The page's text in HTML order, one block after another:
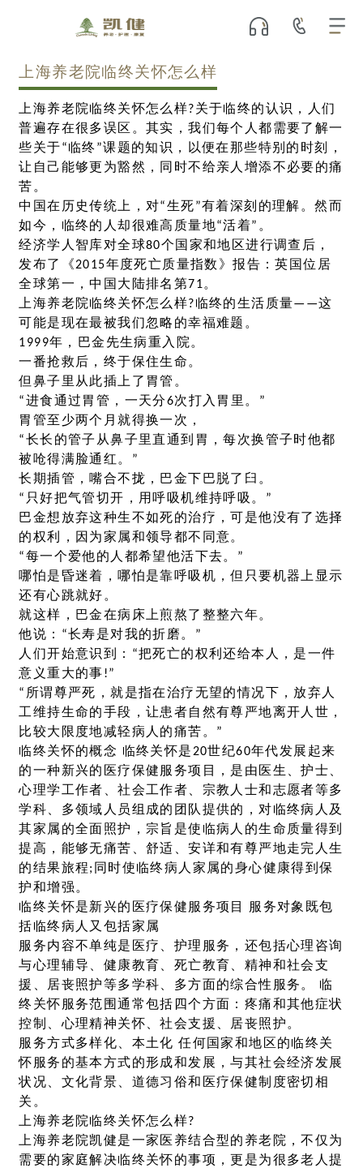
上海养老院临终关怀怎么样
上海养老院临终关怀怎么样?关于临终的认识，人们
普遍存在很多误区。其实，我们每个人都需要了解一
些关于“临终”课题的知识，以便在那些特别的时刻，
让自己能够更为豁然，同时不给亲人增添不必要的痛
苦。
中国在历史传统上，对“生死”有着深刻的理解。然而
如今，临终的人却很难高质量地“活着”。
经济学人智库对全球80个国家和地区进行调查后，
发布了《2015年度死亡质量指数》报告：英国位居
全球第一，中国大陆排名第71。
上海养老院临终关怀怎么样?临终的生活质量——这
可能是现在最被我们忽略的幸福难题。
1999年，巴金先生病重入院。
一番抢救后，终于保住生命。
但鼻子里从此插上了胃管。
“进食通过胃管，一天分6次打入胃里。”
胃管至少两个月就得换一次，
“长长的管子从鼻子里直通到胃，每次换管子时他都
被呛得满脸通红。”
长期插管，嘴合不拢，巴金下巴脱了臼。
“只好把气管切开，用呼吸机维持呼吸。”
巴金想放弃这种生不如死的治疗，可是他没有了选择
的权利，因为家属和领导都不同意。
“每一个爱他的人都希望他活下去。”
哪怕是昏迷着，哪怕是靠呼吸机，但只要机器上显示
还有心跳就好。
就这样，巴金在病床上煎熬了整整六年。
他说：“长寿是对我的折磨。”
人们开始意识到：“把死亡的权利还给本人，是一件
意义重大的事!”
“所谓尊严死，就是指在治疗无望的情况下，放弃人
工维持生命的手段，让患者自然有尊严地离开人世，
比较大限度地减轻病人的痛苦。”
临终关怀的概念 临终关怀是20世纪60年代发展起来
的一种新兴的医疗保健服务项目，是由医生、护士、
心理学工作者、社会工作者、宗教人士和志愿者等多
学科、多领域人员组成的团队提供的，对临终病人及
其家属的全面照护，宗旨是使临病人的生命质量得到
提高，能够无痛苦、舒适、安详和有尊严地走完人生
的结果旅程;同时使临终病人家属的身心健康得到保
护和增强。
临终关怀是新兴的医疗保健服务项目 服务对象既包
括临终病人又包括家属
服务内容不单纯是医疗、护理服务，还包括心理咨询
与心理辅导、健康教育、死亡教育、精神和社会支
援、居丧照护等多学科、多方面的综合性服务。 临
终关怀服务范围通常包括四个方面：疼痛和其他症状
控制、心理精神关怀、社会支援、居丧照护。
服务方式多样化、本土化 任何国家和地区的临终关
怀服务的基本方式的形成和发展，与其社会经济发展
状况、文化背景、道德习俗和医疗保健制度密切相
关。
上海养老院临终关怀怎么样?
上海养老院凯健是一家医养结合型的养老院，不仅为
需要的家庭解决临终关怀的事项，更是为很多老人提